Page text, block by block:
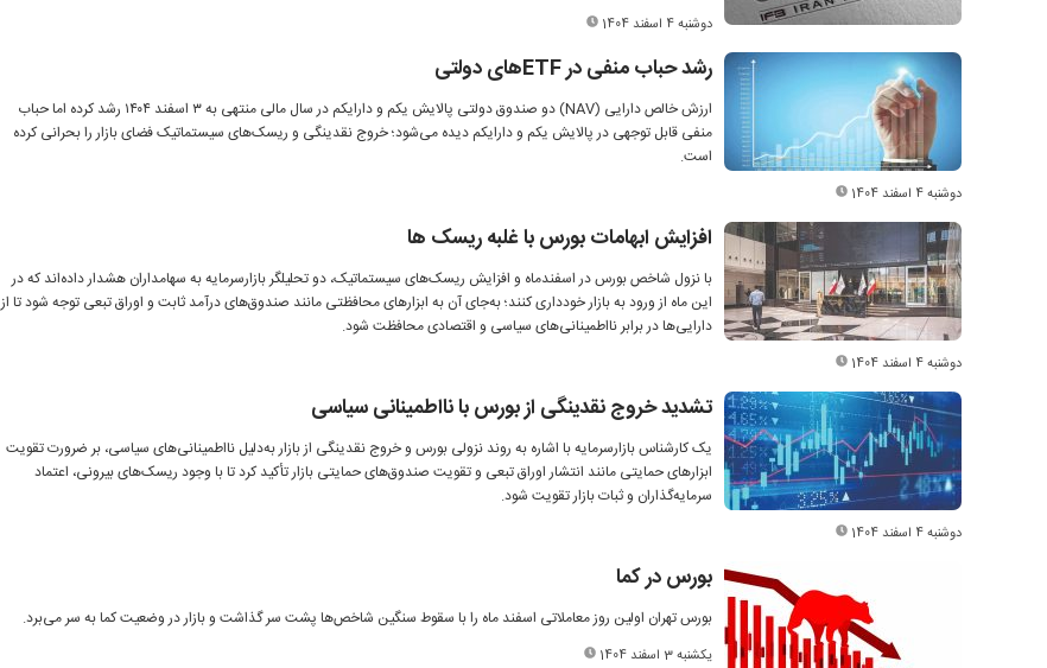
دوشنبه 4 اسفند 1404
رشد حباب منفی در ETF‌های دولتی
ارزش خالص دارایی (NAV) دو صندوق دولتی پالایش یکم و دارایکم در سال مالی منتهی به ۳ اسفند ۱۴۰۴ رشد کرده اما حباب
منفی قابل توجهی در پالایش یکم و دارایکم دیده می‌شود؛ خروج نقدینگی و ریسک‌های سیستماتیک فضای بازار را بحرانی کرده
است.
دوشنبه 4 اسفند 1404
افزایش ابهامات بورس با غلبه ریسک ها
با نزول شاخص بورس در اسفندماه و افزایش ریسک‌های سیستماتیک، دو تحلیلگر بازارسرمایه به سهامداران هشدار داده‌اند که در
این ماه از ورود به بازار خودداری کنند؛ به‌جای آن به ابزارهای محافظتی مانند صندوق‌های درآمد ثابت و اوراق تبعی توجه شود تا از
دارایی‌ها در برابر نااطمینانی‌های سیاسی و اقتصادی محافظت شود.
دوشنبه 4 اسفند 1404
تشدید خروج نقدینگی از بورس با نااطمینانی سیاسی
یک کارشناس بازارسرمایه با اشاره به روند نزولی بورس و خروج نقدینگی از بازار به‌دلیل نااطمینانی‌های سیاسی، بر ضرورت تقویت
ابزارهای حمایتی مانند انتشار اوراق تبعی و تقویت صندوق‌های حمایتی بازار تأکید کرد تا با وجود ریسک‌های بیرونی، اعتماد
سرمایه‌گذاران و ثبات بازار تقویت شود.
دوشنبه 4 اسفند 1404
بورس در کما
بورس تهران اولین روز معاملاتی اسفند ماه را با سقوط سنگین شاخص‌ها پشت سر گذاشت و بازار در وضعیت کما به سر می‌برد.
یکشنبه 3 اسفند 1404